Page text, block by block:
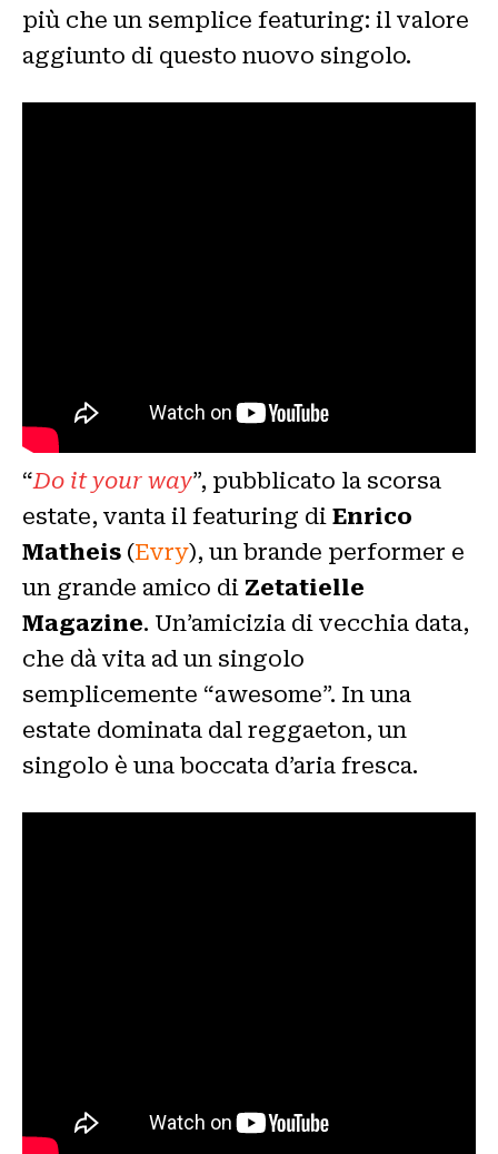
più che un semplice featuring: il valore
aggiunto di questo nuovo singolo.
“Do it your way”, pubblicato la scorsa
estate, vanta il featuring di Enrico
Matheis (Evry), un brande performer e
un grande amico di Zetatielle
Magazine. Un’amicizia di vecchia data,
che dà vita ad un singolo
semplicemente “awesome”. In una
estate dominata dal reggaeton, un
singolo è una boccata d’aria fresca.